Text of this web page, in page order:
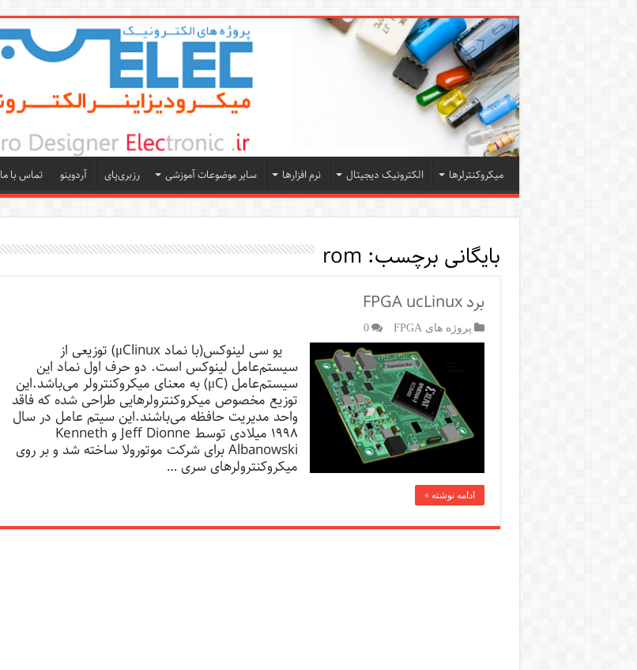
میکروکنترلرها الکترونیک دیجیتال نرم افزارها سایر موضوعات آموزشی رزبری‌پای آردوینو تماس با ما
بایگانی برچسب: rom
برد FPGA ucLinux
پروژه های FPGA 0
یو سی لینوکس(با نماد μClinux) توزیعی از
سیستم‌عامل لینوکس است. دو حرف اول نماد این
سیستم‌عامل (μC) به معنای میکروکنترولر می‌باشد.این
توزیع مخصوص میکروکنترولرهایی طراحی شده که فاقد
واحد مدیریت حافظه می‌باشند.این سیتم عامل در سال
۱۹۹۸ میلادی توسط Jeff Dionne و Kenneth
Albanowski برای شرکت موتورولا ساخته شد و بر روی
میکروکنترولرهای سری …
ادامه نوشته »